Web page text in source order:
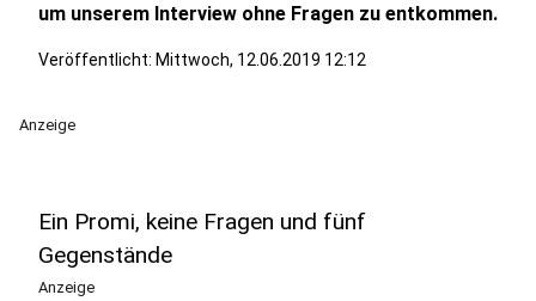
um unserem Interview ohne Fragen zu entkommen.
Veröffentlicht: Mittwoch, 12.06.2019 12:12
Anzeige
Ein Promi, keine Fragen und fünf
Gegenstände
Anzeige